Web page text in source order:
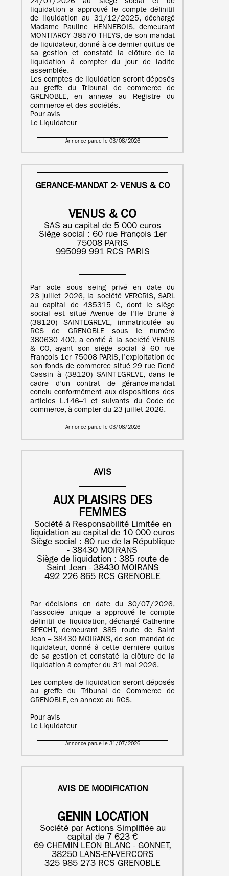
24/07/2026 au siège social et de
liquidation a approuvé le compte définitif
de liquidation au 31/12/2025, déchargé
Madame Pauline HENNEBOIS, demeurant
MONTFARCY 38570 THEYS, de son mandat
de liquidateur, donné à ce dernier quitus de
sa gestion et constaté la clôture de la
liquidation à compter du jour de ladite
assemblée.
Les comptes de liquidation seront déposés
au greffe du Tribunal de commerce de
GRENOBLE, en annexe au Registre du
commerce et des sociétés.
Pour avis
Le Liquidateur
Annonce parue le 03/08/2026
GERANCE-MANDAT 2- VENUS & CO
VENUS & CO
SAS au capital de 5 000 euros
Siège social : 60 rue François 1er
75008 PARIS
995099 991 RCS PARIS
Par acte sous seing privé en date du
23 juillet 2026, la société VERCRIS, SARL
au capital de 435315 €, dont le siège
social est situé Avenue de l’Ile Brune à
(38120) SAINT-EGREVE, immatriculée au
RCS de GRENOBLE sous le numéro
380630 400, a confié à la société VENUS
& CO, ayant son siège social à 60 rue
François 1er 75008 PARIS, l’exploitation de
son fonds de commerce situé 29 rue René
Cassin à (38120) SAINT-EGREVE, dans le
cadre d’un contrat de gérance-mandat
conclu conformément aux dispositions des
articles L.146–1 et suivants du Code de
commerce, à compter du 23 juillet 2026.
Annonce parue le 03/08/2026
AVIS
AUX PLAISIRS DES
FEMMES
Société à Responsabilité Limitée en
liquidation au capital de 10 000 euros
Siège social : 80 rue de la République
- 38430 MOIRANS
Siège de liquidation : 385 route de
Saint Jean - 38430 MOIRANS
492 226 865 RCS GRENOBLE
Par décisions en date du 30/07/2026,
l’associée unique a approuvé le compte
définitif de liquidation, déchargé Catherine
SPECHT, demeurant 385 route de Saint
Jean – 38430 MOIRANS, de son mandat de
liquidateur, donné à cette dernière quitus
de sa gestion et constaté la clôture de la
liquidation à compter du 31 mai 2026.
Les comptes de liquidation seront déposés
au greffe du Tribunal de Commerce de
GRENOBLE, en annexe au RCS.
Pour avis
Le Liquidateur
Annonce parue le 31/07/2026
AVIS DE MODIFICATION
GENIN LOCATION
Société par Actions Simplifiée au
capital de 7 623 €
69 CHEMIN LEON BLANC - GONNET,
38250 LANS-EN-VERCORS
325 985 273 RCS GRENOBLE